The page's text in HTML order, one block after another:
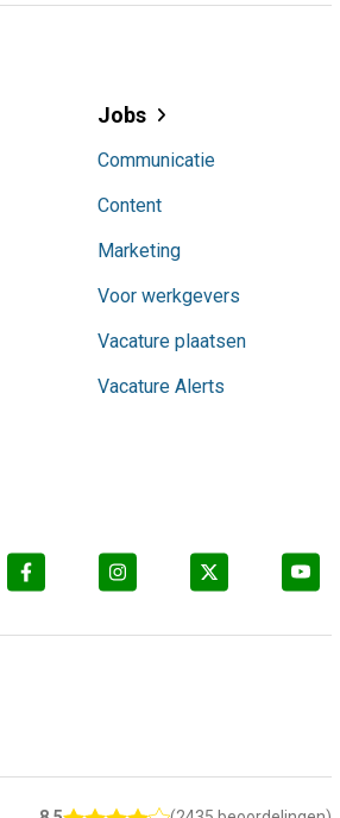
Jobs
Communicatie
Content
Marketing
Voor werkgevers
Vacature plaatsen
Vacature Alerts